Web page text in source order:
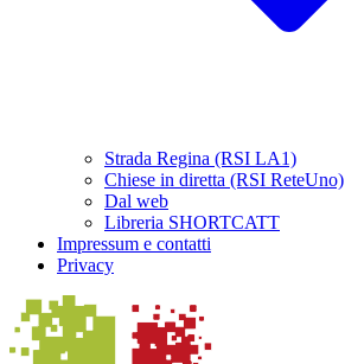
Strada Regina (RSI LA1)
Chiese in diretta (RSI ReteUno)
Dal web
Libreria SHORTCATT
Impressum e contatti
Privacy